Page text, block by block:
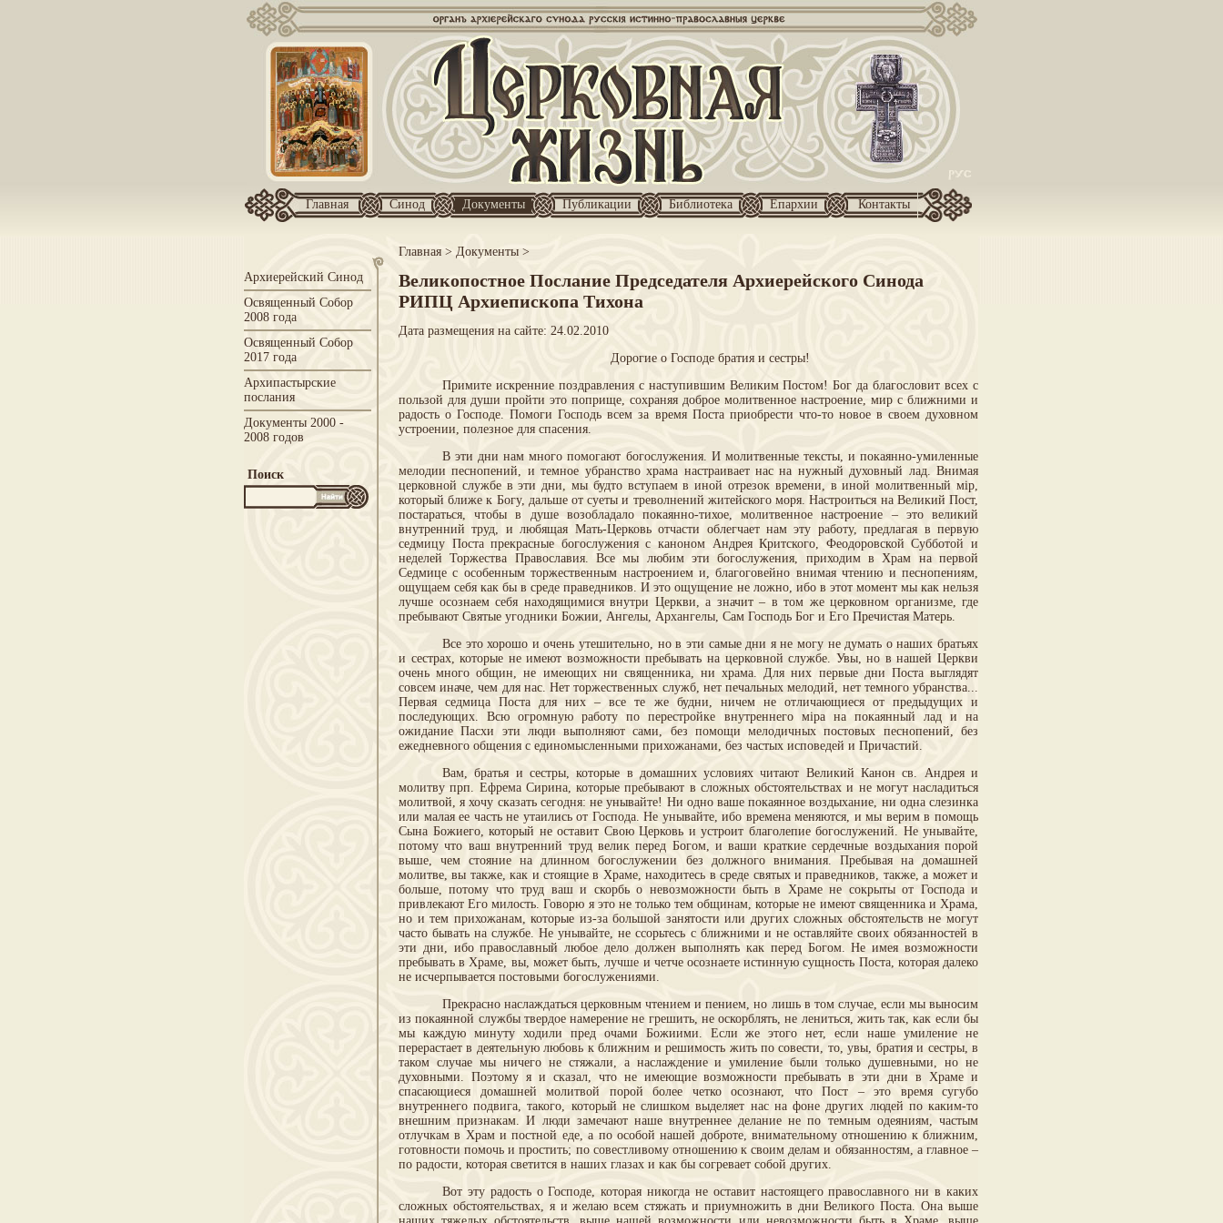
Главная Синод Документы Публикации Библиотека Епархии Контакты
Главная> Документы >
Архиерейский Синод
Освященный Собор
2008 года
Освященный Собор
2017 года
Архипастырские
послания
Документы 2000 -
2008 годов
Поиск
Великопостное Послание Председателя Архиерейского Синода
РИПЦ Архиепископа Тихона
Дата размещения на сайте: 24.02.2010
Дорогие о Господе братия и сестры!
Примите искренние поздравления с наступившим Великим Постом! Бог да благословит всех с
пользой для души пройти это поприще, сохраняя доброе молитвенное настроение, мир с ближними и
радость о Господе. Помоги Господь всем за время Поста приобрести что-то новое в своем духовном
устроении, полезное для спасения.
В эти дни нам много помогают богослужения. И молитвенные тексты, и покаянно-умиленные
мелодии песнопений, и темное убранство храма настраивает нас на нужный духовный лад. Внимая
церковной службе в эти дни, мы будто вступаем в иной отрезок времени, в иной молитвенный мiр,
который ближе к Богу, дальше от суеты и треволнений житейского моря. Настроиться на Великий Пост,
постараться, чтобы в душе возобладало покаянно-тихое, молитвенное настроение – это великий
внутренний труд, и любящая Мать-Церковь отчасти облегчает нам эту работу, предлагая в первую
седмицу Поста прекрасные богослужения с каноном Андрея Критского, Феодоровской Субботой и
неделей Торжества Православия. Все мы любим эти богослужения, приходим в Храм на первой
Седмице с особенным торжественным настроением и, благоговейно внимая чтению и песнопениям,
ощущаем себя как бы в среде праведников. И это ощущение не ложно, ибо в этот момент мы как нельзя
лучше осознаем себя находящимися внутри Церкви, а значит – в том же церковном организме, где
пребывают Святые угодники Божии, Ангелы, Архангелы, Сам Господь Бог и Его Пречистая Матерь.
Все это хорошо и очень утешительно, но в эти самые дни я не могу не думать о наших братьях
и сестрах, которые не имеют возможности пребывать на церковной службе. Увы, но в нашей Церкви
очень много общин, не имеющих ни священника, ни храма. Для них первые дни Поста выглядят
совсем иначе, чем для нас. Нет торжественных служб, нет печальных мелодий, нет темного убранства...
Первая седмица Поста для них – все те же будни, ничем не отличающиеся от предыдущих и
последующих. Всю огромную работу по перестройке внутреннего мiра на покаянный лад и на
ожидание Пасхи эти люди выполняют сами, без помощи мелодичных постовых песнопений, без
ежедневного общения с единомысленными прихожанами, без частых исповедей и Причастий.
Вам, братья и сестры, которые в домашних условиях читают Великий Канон св. Андрея и
молитву прп. Ефрема Сирина, которые пребывают в сложных обстоятельствах и не могут насладиться
молитвой, я хочу сказать сегодня: не унывайте! Ни одно ваше покаянное воздыхание, ни одна слезинка
или малая ее часть не утаились от Господа. Не унывайте, ибо времена меняются, и мы верим в помощь
Сына Божиего, который не оставит Свою Церковь и устроит благолепие богослужений. Не унывайте,
потому что ваш внутренний труд велик перед Богом, и ваши краткие сердечные воздыхания порой
выше, чем стояние на длинном богослужении без должного внимания. Пребывая на домашней
молитве, вы также, как и стоящие в Храме, находитесь в среде святых и праведников, также, а может и
больше, потому что труд ваш и скорбь о невозможности быть в Храме не сокрыты от Господа и
привлекают Его милость. Говорю я это не только тем общинам, которые не имеют священника и Храма,
но и тем прихожанам, которые из-за большой занятости или других сложных обстоятельств не могут
часто бывать на службе. Не унывайте, не ссорьтесь с ближними и не оставляйте своих обязанностей в
эти дни, ибо православный любое дело должен выполнять как перед Богом. Не имея возможности
пребывать в Храме, вы, может быть, лучше и четче осознаете истинную сущность Поста, которая далеко
не исчерпывается постовыми богослужениями.
Прекрасно наслаждаться церковным чтением и пением, но лишь в том случае, если мы выносим
из покаянной службы твердое намерение не грешить, не оскорблять, не лениться, жить так, как если бы
мы каждую минуту ходили пред очами Божиими. Если же этого нет, если наше умиление не
перерастает в деятельную любовь к ближним и решимость жить по совести, то, увы, братия и сестры, в
таком случае мы ничего не стяжали, а наслаждение и умиление были только душевными, но не
духовными. Поэтому я и сказал, что не имеющие возможности пребывать в эти дни в Храме и
спасающиеся домашней молитвой порой более четко осознают, что Пост – это время сугубо
внутреннего подвига, такого, который не слишком выделяет нас на фоне других людей по каким-то
внешним признакам. И люди замечают наше внутреннее делание не по темным одеяниям, частым
отлучкам в Храм и постной еде, а по особой нашей доброте, внимательному отношению к ближним,
готовности помочь и простить; по совестливому отношению к своим делам и обязанностям, а главное –
по радости, которая светится в наших глазах и как бы согревает собой других.
Вот эту радость о Господе, которая никогда не оставит настоящего православного ни в каких
сложных обстоятельствах, я и желаю всем стяжать и приумножить в дни Великого Поста. Она выше